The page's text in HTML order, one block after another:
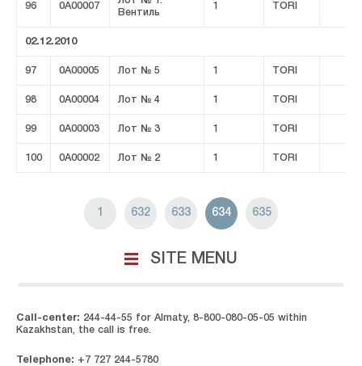
96 0A00007
Вентиль
1 TORI
02.12.2010
97 0A00005 Лот № 5 1 TORI
98 0A00004 Лот № 4 1 TORI
99 0A00003 Лот № 3 1 TORI
100 0A00002 Лот № 2 1 TORI
1 632 633 634 635
SITE MENU
Call-center: 244-44-55 for Almaty, 8-800-080-05-05 within
Kazakhstan, the call is free.
Telephone: +7 727 244-5780